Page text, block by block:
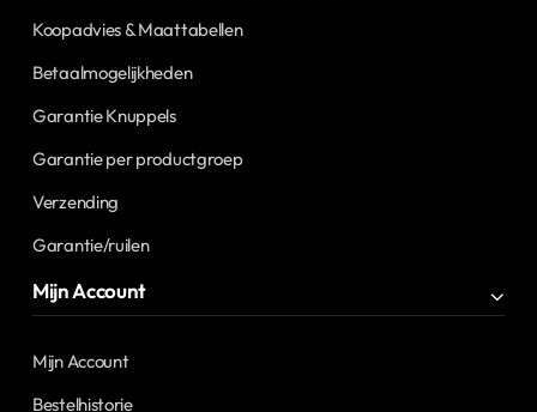
Koopadvies & Maattabellen
Betaalmogelijkheden
Garantie Knuppels
Garantie per productgroep
Verzending
Garantie/ruilen
Mijn Account
Mijn Account
Bestelhistorie